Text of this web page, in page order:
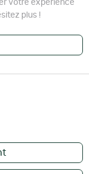
votre expérience
plus !